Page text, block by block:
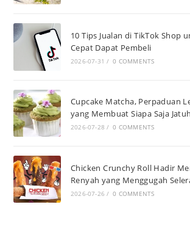
10 Tips Jualan di TikTok Shop
Cepat Dapat Pembeli
2026-07-31 / 0 COMMENTS
Cupcake Matcha, Perpaduan
yang Membuat Siapa Saja
2026-07-28 / 0 COMMENTS
Chicken Crunchy Roll Hadir
Renyah yang Menggugah
2026-07-26 / 0 COMMENTS